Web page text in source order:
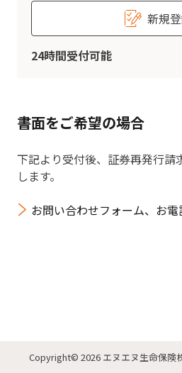
新規
24時間受付可能
書面をご希望の場合
下記より受付後、 証券再発行請
します。
お問い合わせフォーム、お
Copyright© 2026 エヌエヌ生命保険